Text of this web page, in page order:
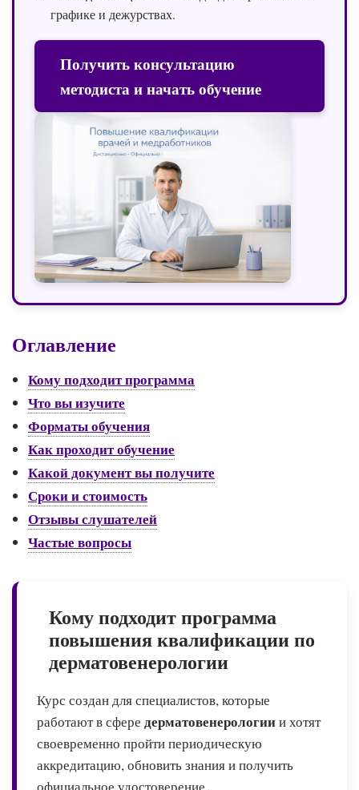
графике и дежурствах.
Получить консультацию
методиста и начать обучение
Оглавление
Кому подходит программа
Что вы изучите
Форматы обучения
Как проходит обучение
Какой документ вы получите
Сроки и стоимость
Отзывы слушателей
Частые вопросы
Кому подходит программа
повышения квалификации по
дерматовенерологии
Курс создан для специалистов, которые
работают в сфере дерматовенерологиии хотят
своевременно пройти периодическую
аккредитацию, обновить знания и получить